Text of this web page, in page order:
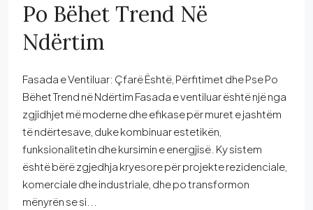
Po Bëhet Trend Në
Ndërtim
Fasada e Ventiluar: Çfarë Është, Përfitimet dhe Pse Po
Bëhet Trend në Ndërtim Fasada e ventiluar është një nga
zgjidhjet më moderne dhe efikase për muret e jashtëm
të ndërtesave, duke kombinuar estetikën,
funksionalitetin dhe kursimin e energjisë. Ky sistem
është bërë zgjedhja kryesore për projekte rezidenciale,
komerciale dhe industriale, dhe po transformon
mënyrën se si...